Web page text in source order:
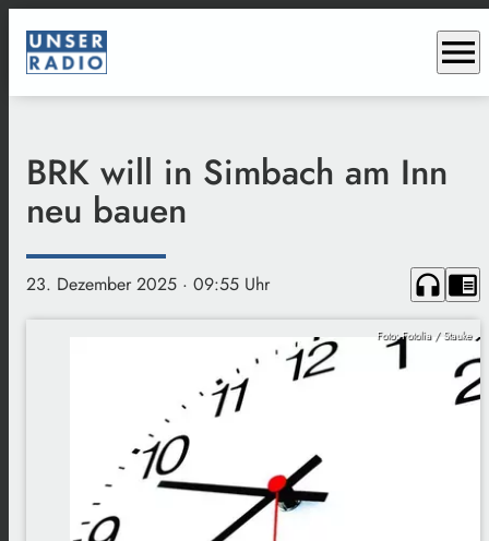
menu
BRK will in Simbach am Inn
neu bauen
23. Dezember 2025 · 09:55 Uhr headphones chrome_reader_mode
Foto: Fotolia / Stauke